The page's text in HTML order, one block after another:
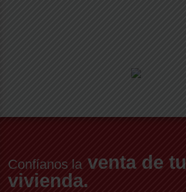
Confíanos la venta de tu
vivienda.